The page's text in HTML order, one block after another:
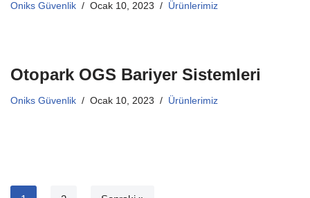
Oniks Güvenlik Ocak 10, 2023 Ürünlerimiz
Otopark OGS Bariyer Sistemleri
Oniks Güvenlik Ocak 10, 2023 Ürünlerimiz